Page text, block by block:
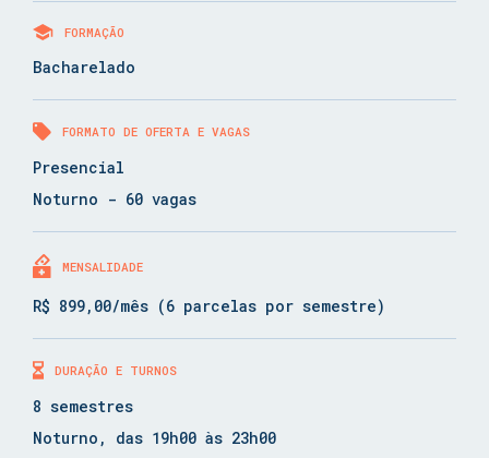
FORMAÇÃO
Bacharelado
FORMATO DE OFERTA E VAGAS
Presencial
Noturno - 60 vagas
MENSALIDADE
R$ 899,00/mês (6 parcelas por semestre)
DURAÇÃO E TURNOS
8 semestres
Noturno, das 19h00 às 23h00